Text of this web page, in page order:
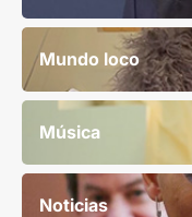
Mundo loco
Música
Noticias